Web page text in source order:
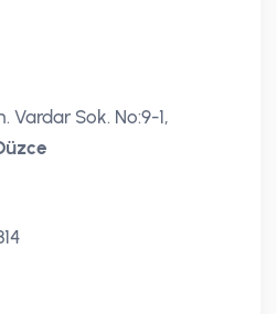
Vardar Sok. No:9-1,